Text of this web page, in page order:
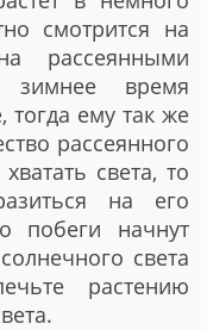
смотрится на
рассеянными
время
тогда ему так же
рассеянного
света, то
на его
побеги начнут
света
растению